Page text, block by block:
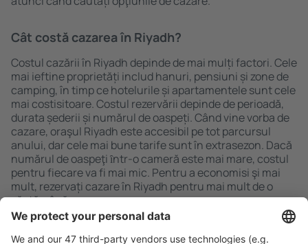
Cât costă cazarea în Riyadh?
Costul cazării în Riyadh depinde de mai mulți factori. Cele
mai ieftine proprietăți includ hanuri, pensiuni și zone de
camping, în timp ce hotelurile și apartamentele sunt cele
mai costisitoare. Costul rezervării depinde de perioadă,
durata șederii și numărul de oaspeți. Când vine vorba de
cazare, oraşul Riyadh este accesibil pe tot parcursul
anului, dar cele mai bune tarife sunt în extrasezon. Dacă
numărul de oaspeţi ȋntr-o cameră este mai mare, costul
pentru fiecare va fi mai mic. Pentru a economisi şi mai
mult, rezervați cazare în Riyadh pentru mai mult de o
săptămână.